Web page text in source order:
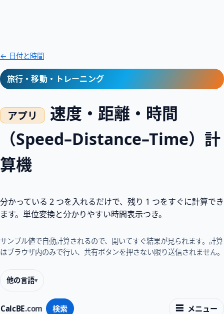
CalcBE.com 検索 メニュー
← 日付と時間
旅行・移動・トレーニング
速度・距離・時間
（Speed–Distance–Time）計
算機
分かっている 2 つを入れるだけで、残り 1 つをすぐに計算でき
ます。単位変換と分かりやすい時間表示つき。
サンプル値で自動計算されるので、開いてすぐ結果が見られます。計算
はブラウザ内のみで行い、共有ボタンを押さない限り送信されません。
他の言語